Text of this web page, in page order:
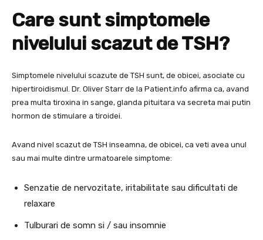
Care sunt simptomele
nivelului scazut de TSH?
Simptomele nivelului scazute de TSH sunt, de obicei, asociate cu
hipertiroidismul. Dr. Oliver Starr de la Patient.info afirma ca, avand
prea multa tiroxina in sange, glanda pituitara va secreta mai putin
hormon de stimulare a tiroidei.
Avand nivel scazut de TSH inseamna, de obicei, ca veti avea unul
sau mai multe dintre urmatoarele simptome:
Senzatie de nervozitate, iritabilitate sau dificultati de
relaxare
Tulburari de somn si / sau insomnie